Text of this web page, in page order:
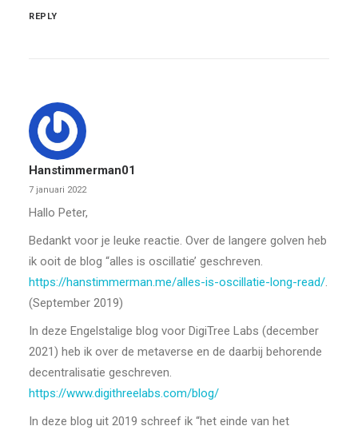
REPLY
Hanstimmerman01
7 januari 2022
Hallo Peter,
Bedankt voor je leuke reactie. Over de langere golven heb
ik ooit de blog “alles is oscillatie’ geschreven.
https://hanstimmerman.me/alles-is-oscillatie-long-read/.
(September 2019)
In deze Engelstalige blog voor DigiTree Labs (december
2021) heb ik over de metaverse en de daarbij behorende
decentralisatie geschreven.
https://www.digithreelabs.com/blog/
In deze blog uit 2019 schreef ik “het einde van het